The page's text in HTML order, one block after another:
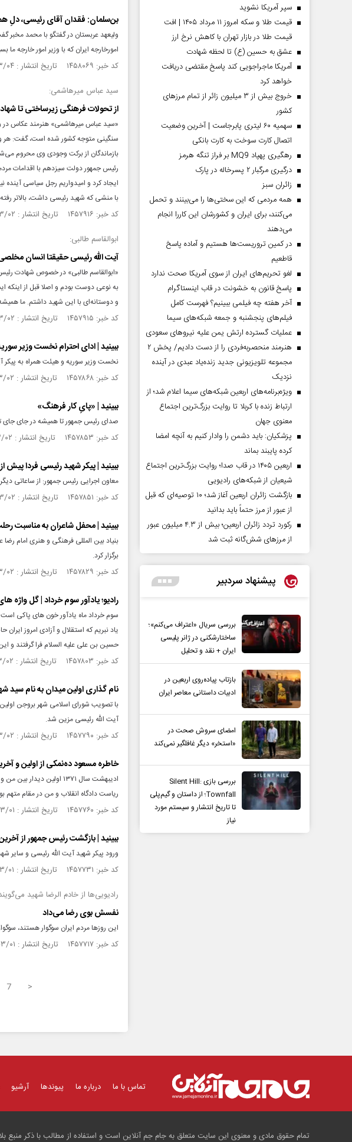
بن‌سلمان: فقدان آقای رئیسی، دلِ
ولیعهد عربستان در گفتگو با محمد مخبر
امورخارجه ایران که با وزیر امور خارجه ما
کد خبر: ۱۴۵۸۰۶۹ تاریخ انتشار : ۱۴۰۳/۰۳/۰۴
سید عباس میرهاشمی:
از تحولات فرهنگی زیرساختی تا
«سید عباس میرهاشمی» هنرمند عکاس در
سنگینی متوجه کشور شده است، گفت: هر
بازماندگان از برکت وجودی وی محروم
رئیس جمهور دولت سیزدهم با اقدامات
ایجاد کرد و امیدواریم رجل سیاسی آینده
با منشی که شهید رئیسی داشت، بالاتر
کد خبر: ۱۴۵۷۹۱۶ تاریخ انتشار : ۱۴۰۳/۰۳/۰۲
ابوالقاسم طالبی:
آیت الله رئیسی حقیقتا انسان
«ابوالقاسم طالبی» در خصوص شهادت
به نوعی دوست بودم و اصلا قبل از اینکه
و دوستانه‌ای با این شهید داشتم. ما
کد خبر: ۱۴۵۷۹۱۵ تاریخ انتشار : ۱۴۰۳/۰۳/۰۲
ببینید | ادای احترام نخست وزیر
نخست وزیر سوریه و هیئت همراه به پیکر
کد خبر: ۱۴۵۷۸۶۸ تاریخ انتشار : ۱۴۰۳/۰۳/۰۲
ببینید | «پایِ کار فرهنگ»
صدای رئیس جمهور تا همیشه در جای جای
کد خبر: ۱۴۵۷۸۵۳ تاریخ انتشار : ۱۴۰۳/۰۳/۰۲
ببینید | پیکر شهید رئیسی فردا
معاون اجرایی رئیس جمهور: از ساعاتی
کد خبر: ۱۴۵۷۸۵۱ تاریخ انتشار : ۱۴۰۳/۰۳/۰۲
ببینید | محفل شاعران به مناسبت
بنیاد بین المللی فرهنگی و هنری امام
برگزار کرد.
کد خبر: ۱۴۵۷۸۲۹ تاریخ انتشار : ۱۴۰۳/۰۳/۰۲
رادیو؛ یادآور سوم خرداد | گل واژه
سوم خرداد ماه یادآور خون های پاکی است
یاد نبریم که استقلال و آزادی امروز
حسین بن علی علیه السلام فرا گرفتند و
کد خبر: ۱۴۵۷۸۰۳ تاریخ انتشار : ۱۴۰۳/۰۳/۰۲
نام گذاری اولین میدان به نام
با تصویب شورای اسلامی شهر بروجن
آیت الله رئیسی مزین شد.
کد خبر: ۱۴۵۷۷۹۰ تاریخ انتشار : ۱۴۰۳/۰۳/۰۲
خاطره مسعود ده‌نمکی از اولین و
ادیبهشت سال ۱۳۷۱ اولین
ریاست دادگاه انقلاب و من در مقام متهم
کد خبر: ۱۴۵۷۷۶۰ تاریخ انتشار : ۱۴۰۳/۰۳/۰۱
ببینید | بازگشت رئیس‌ جمهور از
ورود پیکر شهید آیت الله رئیسی و سایر
کد خبر: ۱۴۵۷۷۳۱ تاریخ انتشار : ۱۴۰۳/۰۳/۰۱
رادیویی‌ها از خادم الرضا شهید
نفسش بوی رضا می‌داد
این روز‌ها مردم ایران سوگوار هستند،
کد خبر: ۱۴۵۷۷۱۷ تاریخ انتشار : ۱۴۰۳/۰۳/۰۱
7 >
سپر آمریکا نشوید
قیمت طلا و سکه امروز ۱۱ مرداد ۱۴۰۵ | افت
قیمت طلا در بازار تهران با کاهش نرخ ارز
عشق به حسین (ع) تا لحظه شهادت
آمریکا ماجراجویی کند پاسخ مقتضی دریافت
خواهد کرد
خروج بیش از ۳ میلیون زائر از تمام مرز‌های
کشور
سهمیه ۶۰ لیتری پابرجاست | آخرین وضعیت
اتصال کارت سوخت به کارت بانکی
رهگیری پهپاد MQ9 بر فراز تنگه هرمز
درگیری مرگبار ۲ پسرخاله در پارک
‌زائران سبز
همه مردمی که این سختی‌ها را می‌بینند و تحمل
می‌کنند، برای ایران و کشورشان این کاررا انجام
می‌دهند
در کمین تروریست‌ها هستیم و آماده پاسخ
قاطعیم
لغو تحریم‌های ایران از سوی آمریکا صحت ندارد
پاسخ قانون به خشونت در قاب اینستاگرام
آخر هفته چه فیلمی ببینیم؟ فهرست کامل
فیلم‌های پنجشنبه و جمعه شبکه‌های سیما
عملیات گسترده ارتش یمن علیه نیروهای سعودی
هنرمند منحصر‌به‌فردی را از دست دادیم/ پخش ۲
مجموعه تلویزیونی جدید زنده‌یاد عبدی در آینده
نزدیک
ویژه‌برنامه‌های اربعین شبکه‌های سیما اعلام شد؛ از
ارتباط زنده با کربلا تا روایت بزرگ‌ترین اجتماع
معنوی جهان
پزشکیان: باید دشمن را وادار کنیم به آنچه امضا
کرده پایبند بماند
اربعین ۱۴۰۵ در قاب صدا؛ روایت بزرگ‌ترین اجتماع
شیعیان از شبکه‌های رادیویی
بازگشت زائران اربعین آغاز شد؛ ۱۰ توصیه‌ای که قبل
از عبور از مرز حتماً باید بدانید
رکورد تردد زائران اربعین؛ بیش از ۴.۳ میلیون عبور
از مرزهای شش‌گانه ثبت شد
پیشنهاد سردبیر
بررسی سریال «اعتراف می‌کنم»؛
ساختارشکنی در ژانر پلیسی
ایران + نقد و تحلیل
بازتاب پیاده‌روی اربعین در
ادبیات داستانی معاصر ایران
امضای سروش صحت در
«استخر» دیگر غافلگیر نمی‌کند
بررسی بازی Silent Hill:
Townfall؛ از داستان و گیم‌پلی
تا تاریخ انتشار و سیستم مورد
نیاز
تماس با ما درباره ما پیوندها آرشیو
تمام حقوق مادی و معنوی این سایت متعلق به جام جم آنلاین است و استفاده از مطالب با ذکر منبع